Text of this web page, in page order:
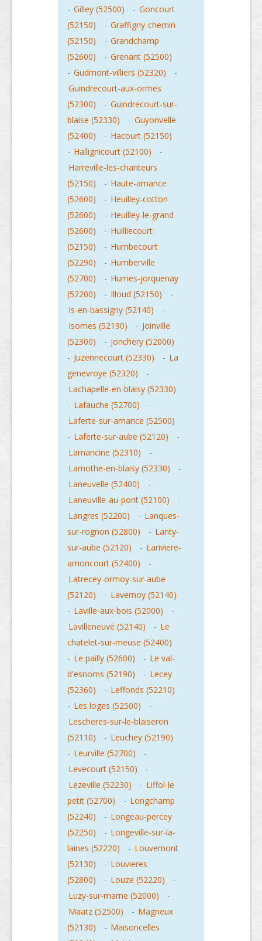
- Gilley (52500) - Goncourt
(52150)
- Graffigny-chemin
(52150)
- Grandchamp
(52600)
- Grenant (52500)
- Gudmont-villiers (52320)
-
Guindrecourt-aux-ormes
(52300)
- Guindrecourt-sur-
blaise (52330)
- Guyonvelle
(52400)
- Hacourt (52150)
- Hallignicourt (52100)
-
Harreville-les-chanteurs
(52150)
- Haute-amance
(52600)
- Heuilley-cotton
(52600)
- Heuilley-le-grand
(52600)
- Huilliecourt
(52150)
- Humbecourt
(52290)
- Humberville
(52700)
- Humes-jorquenay
(52200)
- Illoud (52150)
-
Is-en-bassigny (52140)
-
Isomes (52190)
- Joinville
(52300)
- Jonchery (52000)
- Juzennecourt (52330) - La
genevroye (52320)
-
Lachapelle-en-blaisy (52330)
- Lafauche (52700)
-
Laferte-sur-amance (52500)
- Laferte-sur-aube (52120)
-
Lamancine (52310)
-
Lamothe-en-blaisy (52330)
-
Laneuvelle (52400)
-
Laneuville-au-pont (52100)
-
Langres (52200)
- Lanques-
sur-rognon (52800)
- Lanty-
sur-aube (52120)
- Lariviere-
arnoncourt (52400)
-
Latrecey-ormoy-sur-aube
(52120)
- Lavernoy (52140)
- Laville-aux-bois (52000)
-
Lavilleneuve (52140)
- Le
chatelet-sur-meuse (52400)
- Le pailly (52600) - Le val-
d'esnoms (52190)
- Lecey
(52360)
- Leffonds (52210)
- Les loges (52500)
-
Lescheres-sur-le-blaiseron
(52110)
- Leuchey (52190)
- Leurville (52700)
-
Levecourt (52150)
-
Lezeville (52230)
- Liffol-le-
petit (52700)
- Longchamp
(52240)
- Longeau-percey
(52250)
- Longeville-sur-la-
laines (52220)
- Louvemont
(52130)
- Louvieres
(52800)
- Louze (52220)
-
Luzy-sur-marne (52000)
-
Maatz (52500)
- Magneux
(52130)
- Maisoncelles